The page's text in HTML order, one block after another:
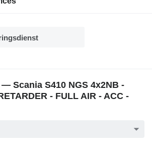
Scania S410 NGS 4x2NB -
- FULL AIR - ACC -